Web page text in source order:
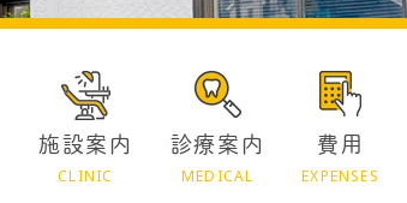
施設案内
CLINIC
診療案内
MEDICAL
費用
EXPENSES